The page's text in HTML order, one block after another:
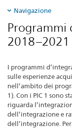
Navigazione
Programmi
2018–2021
I programmi
sulle esperienze
nell’ambito dei
1). Con i PIC 1 sono
riguarda
dell’integrazione e
dell’integrazione.